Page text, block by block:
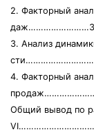
2. Факторный
3. Анализ
4. Факторный
Общий вывод по